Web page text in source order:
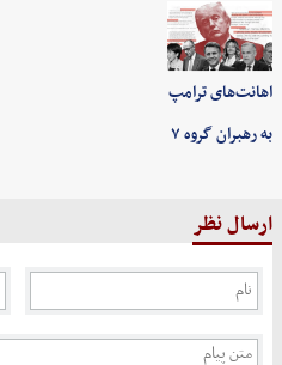
اهانت‌های ترامپ
به رهبران گروه ۷
ارسال نظر